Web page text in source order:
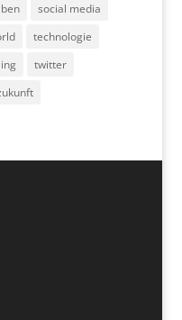
social media
technologie
twitter